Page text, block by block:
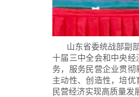
山东省委统战部副
十届三中全会和中央
务，服务民营企业贯彻
主动性、创造性，培
民营经济实现高质量发